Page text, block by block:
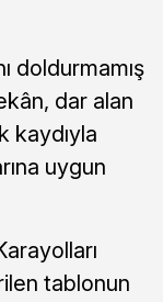
doldurmamış
dar alan
kaydıyla
uygun
tablonun